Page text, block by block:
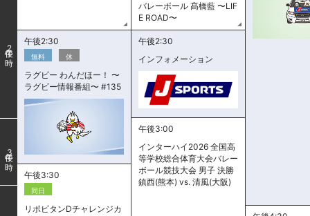
2
バレーボール 髙橋藍 〜LIF
E ROAD〜
午後2:30
無料 休
ラグビー わんだほー！ 〜
ラグビー情報番組〜 #135
午後2:30
インフォメーション
3
午後3:00
インターハイ2026 全国高
等学校総合体育大会バレー
ボール競技大会 男子 決勝
鎮西(熊本) vs. 清風(大阪)
午後3:30
同日
リポビタンDチャレンジカ